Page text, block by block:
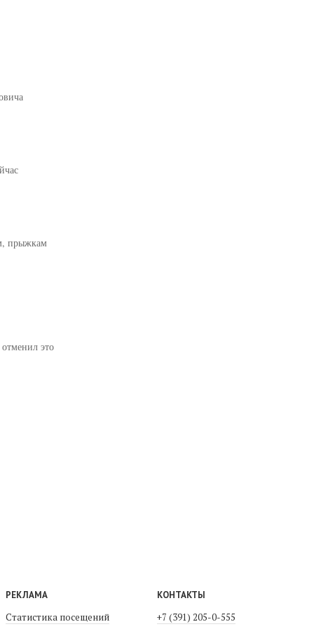
прыжкам
это
РЕКЛАМА
Статистика посещений
КОНТАКТЫ
+7 (391) 205-0-555